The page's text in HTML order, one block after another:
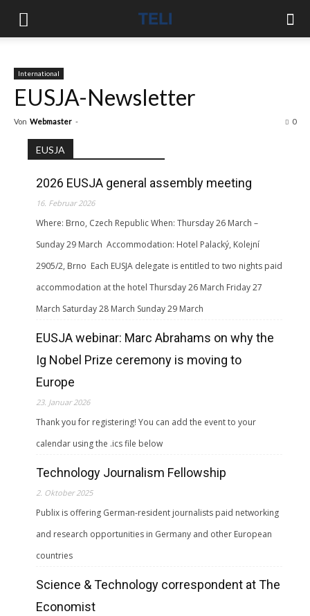
International
EUSJA-Newsletter
Von Webmaster - 0
EUSJA
2026 EUSJA general assembly meeting
16. Februar 2026
Where: Brno, Czech Republic When: Thursday 26 March –
Sunday 29 March Accommodation: Hotel Palacký, Kolejní
2905/2, Brno Each EUSJA delegate is entitled to two nights paid
accommodation at the hotel Thursday 26 March Friday 27
March Saturday 28 March Sunday 29 March
EUSJA webinar: Marc Abrahams on why the
Ig Nobel Prize ceremony is moving to
Europe
23. Januar 2026
Thank you for registering! You can add the event to your
calendar using the .ics file below
Technology Journalism Fellowship
2. Oktober 2025
Publix is offering German-resident journalists paid networking
and research opportunities in Germany and other European
countries
Science & Technology correspondent at The
Economist